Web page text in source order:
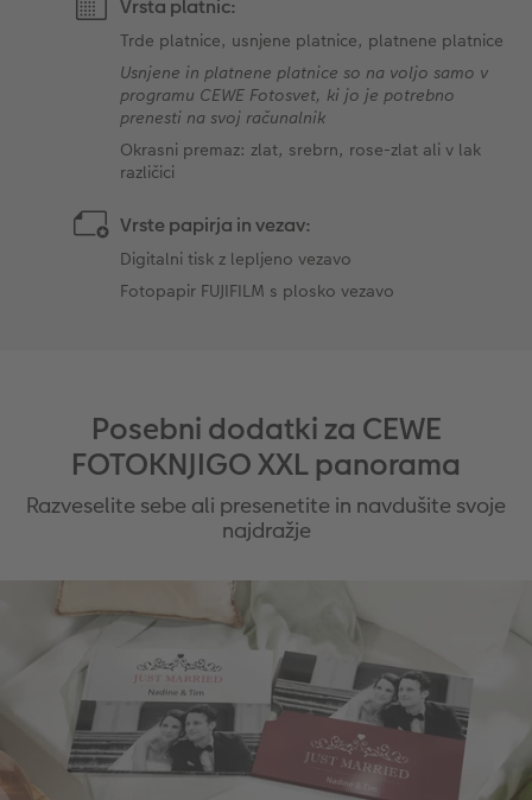
Vrsta platnic:
Trde platnice, usnjene platnice, platnene platnice
Usnjene in platnene platnice so na voljo samo v
programu CEWE Fotosvet, ki jo je potrebno
prenesti na svoj računalnik
Okrasni premaz: zlat, srebrn, rose-zlat ali v lak
različici
Vrste papirja in vezav:
Digitalni tisk z lepljeno vezavo
Fotopapir FUJIFILM s plosko vezavo
Posebni dodatki za CEWE
FOTOKNJIGO XXL panorama
Razveselite sebe ali presenetite in navdušite svoje
najdražje